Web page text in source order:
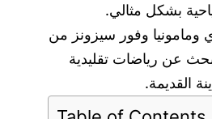
بشكل مثالي.
ومامونيا وفور سيزونز من
عن رياضات تقليدية
القديمة.